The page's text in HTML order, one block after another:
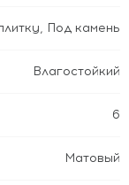
, Под камень
Влагостойкий
6
Матовый